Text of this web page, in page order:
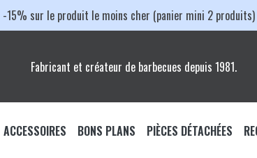
-15% sur le produit le moins cher (panier mini 2 produits) :
Fabricant et créateur de barbecues depuis 1981.
ACCESSOIRES BONS PLANS PIÈCES DÉTACHÉES